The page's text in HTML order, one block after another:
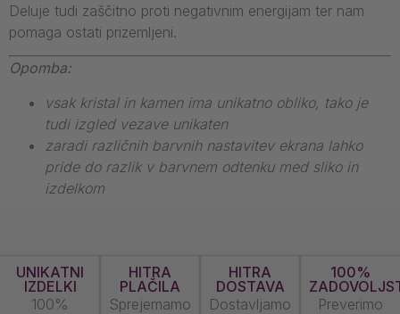
Deluje tudi zaščitno proti negativnim energijam ter nam
pomaga ostati prizemljeni.
Opomba:
vsak kristal in kamen ima unikatno obliko, tako je
tudi izgled vezave unikaten
zaradi različnih barvnih nastavitev ekrana lahko
pride do razlik v barvnem odtenku med sliko in
izdelkom
UNIKATNI
IZDELKI
100%
HITRA
PLAČILA
Sprejemamo
HITRA
DOSTAVA
Dostavljamo
100%
Preverimo